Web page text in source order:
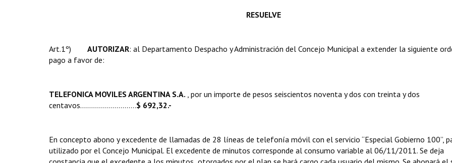
RESUELVE
Art.1º) AUTORIZAR: al Departamento Despacho y Administración del Concejo Municipal a extender la siguiente
pago a favor de:
TELEFONICA MOVILES ARGENTINA S.A. , por un importe de pesos seiscientos noventa y dos con treinta y dos
centavos………...................$ 692,32.-
En concepto abono y excedente de llamadas de 28 líneas de telefonía móvil con el servicio “Especial Gobierno 100”,
utilizado por el Concejo Municipal. El excedente de minutos corresponde al consumo variable al 06/11/2011. Se deja